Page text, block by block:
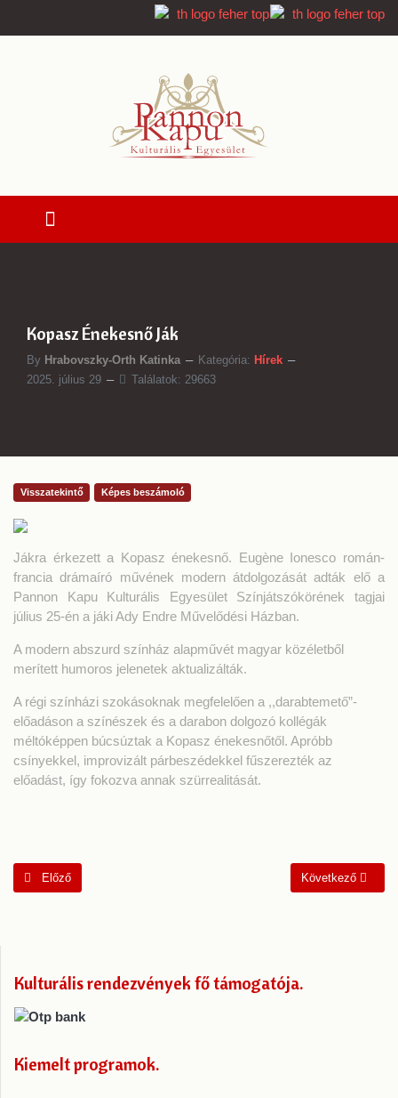
Kopasz Énekesnő Ják
By Hrabovszky-Orth Katinka Kategória: Hírek
2025. július 29
Találatok: 29663
Visszatekintő Képes beszámoló
Jákra érkezett a Kopasz énekesnő. Eugène Ionesco román-
francia drámaíró művének modern átdolgozását adták elő a
Pannon Kapu Kulturális Egyesület Színjátszókörének tagjai
július 25-én a jáki Ady Endre Művelődési Házban.
A modern abszurd színház alapművét magyar közéletből
merített humoros jelenetek aktualizálták.
A régi színházi szokásoknak megfelelően a ,,darabtemető”-
előadáson a színészek és a darabon dolgozó kollégák
méltóképpen búcsúztak a Kopasz énekesnőtől. Apróbb
csínyekkel, improvizált párbeszédekkel fűszerezték az
előadást, így fokozva annak szürrealitását.
Előző cikk: Elmarad a NOX koncert
Előző Következő cikk:
Következő
Kulturális rendezvények fő támogatója
Kiemelt programok